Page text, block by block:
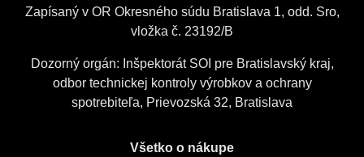
Zapísaný v OR Okresného súdu Bratislava 1, odd. Sro,
vložka č. 23192/B
Dozorný orgán: Inšpektorát SOI pre Bratislavský kraj,
odbor technickej kontroly výrobkov a ochrany
spotrebiteľa, Prievozská 32, Bratislava
Všetko o nákupe